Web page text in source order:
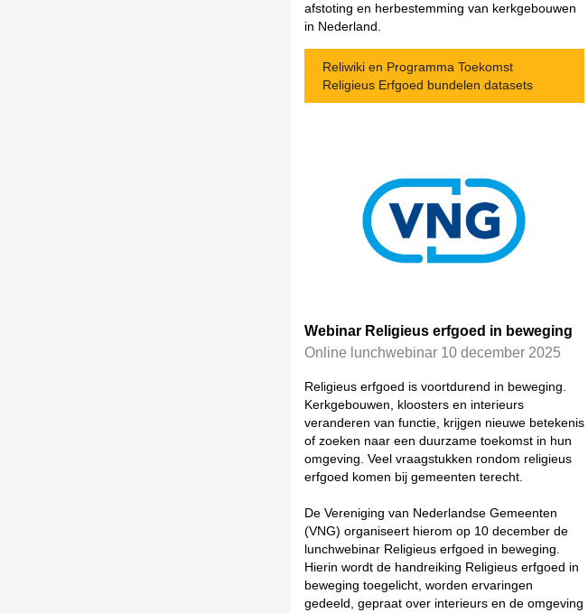
afstoting en herbestemming van kerkgebouwen
in Nederland.
Reliwiki en Programma Toekomst
Religieus Erfgoed bundelen datasets
Webinar Religieus erfgoed in beweging
Online lunchwebinar 10 december 2025
Religieus erfgoed is voortdurend in beweging.
Kerkgebouwen, kloosters en interieurs
veranderen van functie, krijgen nieuwe betekenis
of zoeken naar een duurzame toekomst in hun
omgeving. Veel vraagstukken rondom religieus
erfgoed komen bij gemeenten terecht.
De Vereniging van Nederlandse Gemeenten
(VNG) organiseert hierom op 10 december de
lunchwebinar Religieus erfgoed in beweging.
Hierin wordt de handreiking Religieus erfgoed in
beweging toegelicht, worden ervaringen
gedeeld, gepraat over interieurs en de omgeving